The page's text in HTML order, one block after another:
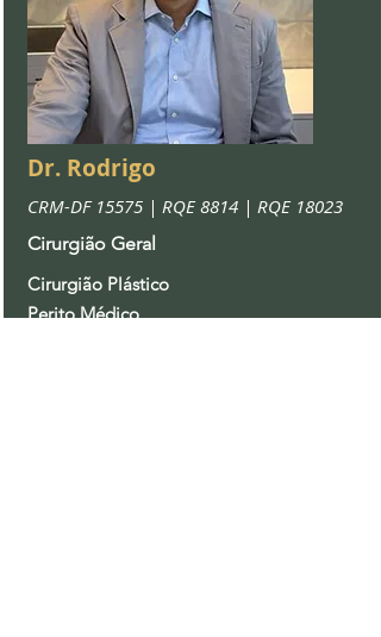
Dr. Rodrigo
CRM-DF 15575 | RQE 8814 | RQE 18023
Cirurgião Geral
Cirurgião Plástico
Perito Médico